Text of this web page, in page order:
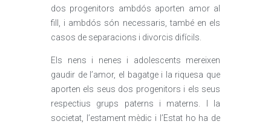
dos progenitors ambdós aporten amor al
fill, i ambdós són necessaris, també en els
casos de separacions i divorcis difícils.
Els nens i nenes i adolescents mereixen
gaudir de l’amor, el bagatge i la riquesa que
aporten els seus dos progenitors i els seus
respectius grups paterns i materns. I la
societat, l’estament mèdic i l’Estat ho ha de